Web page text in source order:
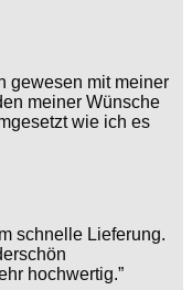
gewesen mit meiner
meiner Wünsche
wie ich es
schnelle Lieferung.
hochwertig.”